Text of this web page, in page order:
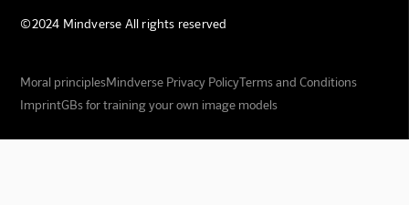
©2024 Mindverse All rights reserved
Moral principlesMindverse Privacy PolicyTerms and Conditions
ImprintGBs for training your own image models